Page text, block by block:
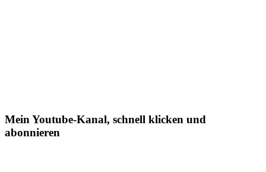
Mein Youtube-Kanal, schnell klicken und
abonnieren